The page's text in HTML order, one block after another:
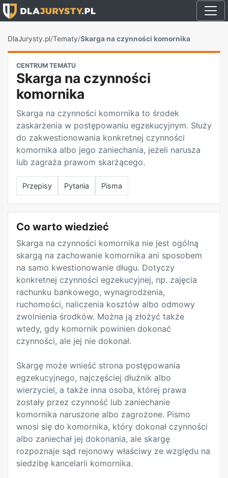
DlaJurysty.pl/Tematy/Skarga na czynności komornika
CENTRUM TEMATU
Skarga na czynności
komornika
Skarga na czynności komornika to środek
zaskarżenia w postępowaniu egzekucyjnym. Służy
do zakwestionowania konkretnej czynności
komornika albo jego zaniechania, jeżeli narusza
lub zagraża prawom skarżącego.
Przepisy Pytania Pisma
Co warto wiedzieć
Skarga na czynności komornika nie jest ogólną
skargą na zachowanie komornika ani sposobem
na samo kwestionowanie długu. Dotyczy
konkretnej czynności egzekucyjnej, np. zajęcia
rachunku bankowego, wynagrodzenia,
ruchomości, naliczenia kosztów albo odmowy
zwolnienia środków. Można ją złożyć także
wtedy, gdy komornik powinien dokonać
czynności, ale jej nie dokonał.
Skargę może wnieść strona postępowania
egzekucyjnego, najczęściej dłużnik albo
wierzyciel, a także inna osoba, której prawa
zostały przez czynność lub zaniechanie
komornika naruszone albo zagrożone. Pismo
wnosi się do komornika, który dokonał czynności
albo zaniechał jej dokonania, ale skargę
rozpoznaje sąd rejonowy właściwy ze względu na
siedzibę kancelarii komornika.